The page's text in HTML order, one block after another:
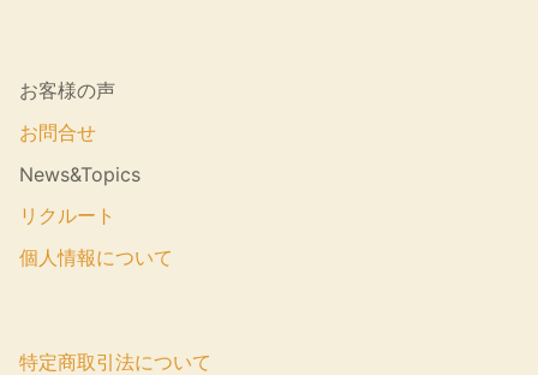
お客様の声
お問合せ
News&Topics
リクルート
個人情報について
特定商取引法について